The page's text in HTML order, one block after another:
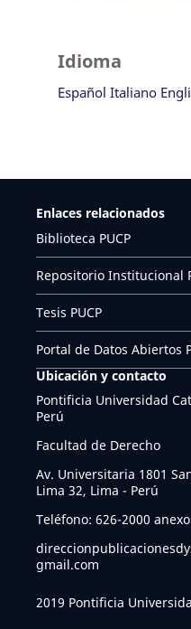
Idioma
Español Italiano
Enlaces relacionados
Biblioteca PUCP
Repositorio Institucional
Tesis PUCP
Portal de Datos Abiertos
Ubicación y contacto
Pontificia Universidad
Perú
Facultad de Derecho
Av. Universitaria 1801
Lima 32, Lima - Perú
Teléfono: 626-2000
gmail.com
2019 Pontificia